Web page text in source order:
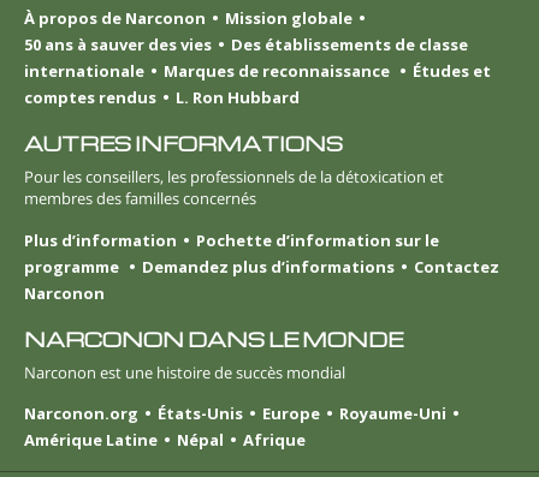
À propos de Narconon
Mission globale
50 ans à sauver des vies
Des établissements de classe
internationale
Marques de reconnaissance
Études et
comptes rendus
L. Ron Hubbard
AUTRES INFORMATIONS
Pour les conseillers, les professionnels de la détoxication et
membres des familles concernés
Plus d’information
Pochette d’information sur le
programme
Demandez plus d’informations
Contactez
Narconon
NARCONON DANS LE MONDE
Narconon est une histoire de succès mondial
Narconon.org
États-Unis Europe
Royaume-Uni
Amérique Latine
Népal Afrique